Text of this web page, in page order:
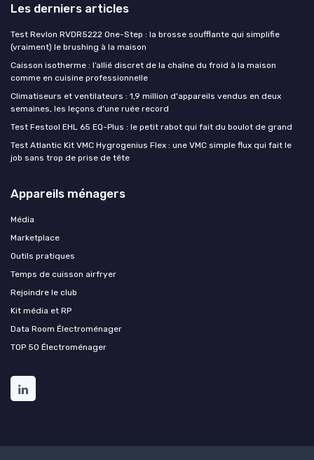
Les derniers articles
Test Revlon RVDR5222 One-Step : la brosse soufflante qui simplifie
(vraiment) le brushing à la maison
Caisson isotherme : l’allié discret de la chaîne du froid à la maison
comme en cuisine professionnelle
Climatiseurs et ventilateurs : 1,9 million d'appareils vendus en deux
semaines, les leçons d'une ruée record
Test Festool EHL 65 EQ-Plus : le petit rabot qui fait du boulot de grand
Test Atlantic Kit VMC Hygrogenius Flex : une VMC simple flux qui fait le
job sans trop de prise de tête
Appareils ménagers
Média
Marketplace
Outils pratiques
Temps de cuisson airfryer
Rejoindre le club
Kit média et RP
Data Room Électroménager
TOP 50 Électroménager